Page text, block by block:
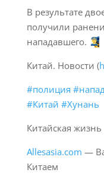
В результате
получили
нападавшего.
Китай. Новости (
#полиция
#Китай #Хунань
Китайская жизнь
Allesasia.com —
Китаем